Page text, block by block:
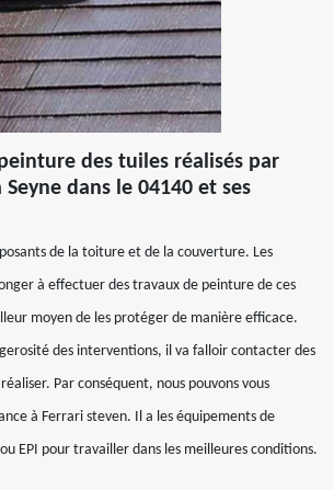
des tuiles réalisés par
dans le 04140 et ses
de la toiture et de la couverture. Les
à effectuer des travaux de peinture de ces
moyen de les protéger de manière efficace.
des interventions, il va falloir contacter des
Par conséquent, nous pouvons vous
à Ferrari steven. Il a les équipements de
EPI pour travailler dans les meilleures conditions.